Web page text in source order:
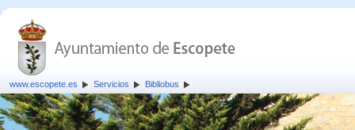
www.escopete.es Servicios Bibliobus